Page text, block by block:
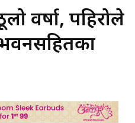
वर्षा, पहिरोले
भवनसहितका